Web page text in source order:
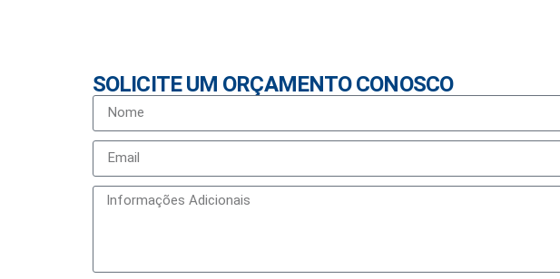
SOLICITE UM ORÇAMENTO CONOSCO